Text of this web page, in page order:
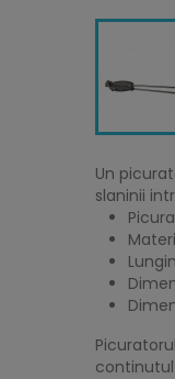
Un
slaninii